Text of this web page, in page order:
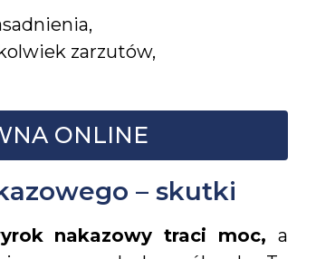
zarzutów,
ONLINE
– skutki
nakazowy traci moc, a